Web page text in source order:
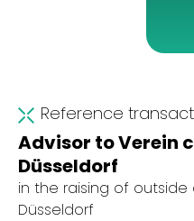
Reference
Advisor to Verein
Düsseldorf
in the raising of
Düsseldorf